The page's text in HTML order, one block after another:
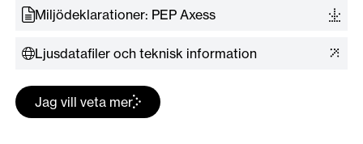
Miljödeklarationer: PEP Axess
Ljusdatafiler och teknisk information
Jag vill veta mer